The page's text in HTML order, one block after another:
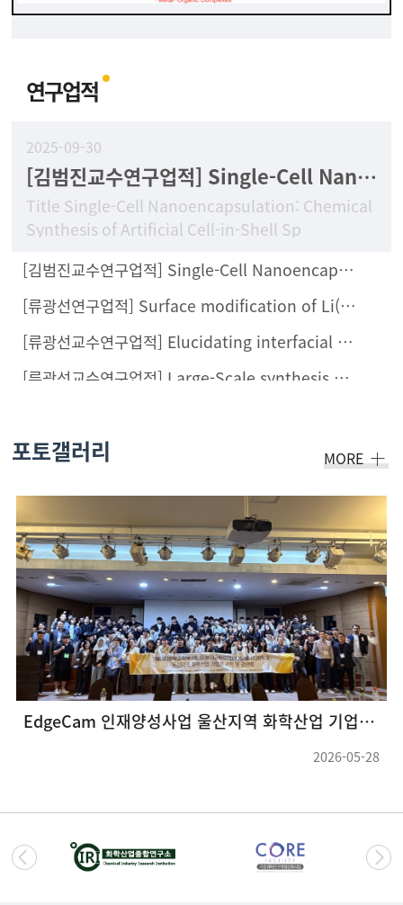
연구업적
2025-09-30
[김범진교수연구업적] Single-Cell Nanoencapsulation: Chemical Synthesis of Artificial Cell-in-Shell Spores
Title Single-Cell Nanoencapsulation: Chemical
Synthesis of Artificial Cell-in-Shell Sp
[김범진교수연구업적] Single-Cell Nanoencapsulation Enables Fabrication of Probiotics-Loaded Hydrogel Dressing with Improved Wound Healing Efficacy In Vivo
[류광선연구업적] Surface modification of Li(Ni0.8Co0.1Mn0.1)O2 with Li2ZrCl6 halide solid electrolyte for all-solid-state batteries
[류광선교수연구업적] Elucidating interfacial behaviors of Li-ion argyrodites through μ-cavity electrode analysis
[류광선교수연구업적] Large-Scale synthesis of metal halide doped Li7P2S8X solid electrolytes and their compatibility with organic solvents and binders
포토갤러리 MORE
EdgeCam 인재양성사업 울산지역 화학산업 기업체 견학 및 강연회(26.05.22 ~ 26.05.23) (3)
2026-05-28